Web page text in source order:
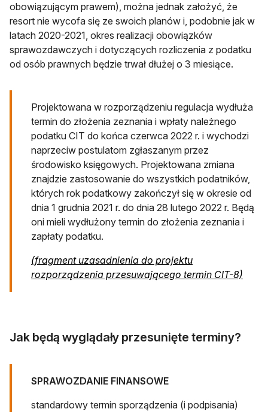
obowiązującym prawem), można jednak założyć, że
resort nie wycofa się ze swoich planów i, podobnie jak w
latach 2020-2021, okres realizacji obowiązków
sprawozdawczych i dotyczących rozliczenia z podatku
od osób prawnych będzie trwał dłużej o 3 miesiące.
Projektowana w rozporządzeniu regulacja wydłuża
termin do złożenia zeznania i wpłaty należnego
podatku CIT do końca czerwca 2022 r. i wychodzi
naprzeciw postulatom zgłaszanym przez
środowisko księgowych. Projektowana zmiana
znajdzie zastosowanie do wszystkich podatników,
których rok podatkowy zakończył się w okresie od
dnia 1 grudnia 2021 r. do dnia 28 lutego 2022 r. Będą
oni mieli wydłużony termin do złożenia zeznania i
zapłaty podatku.
(fragment uzasadnienia do projektu
rozporządzenia przesuwającego termin CIT-8)
Jak będą wyglądały przesunięte terminy?
SPRAWOZDANIE FINANSOWE
standardowy termin sporządzenia (i podpisania)